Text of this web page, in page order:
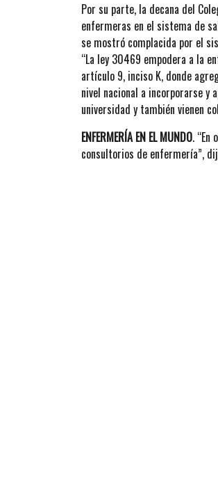
Por su parte, la decana del
enfermeras en el sistema de
se mostró complacida por el
“La ley 30469 empodera a la
artículo 9, inciso K, donde
nivel nacional a incorporarse y
universidad y también vienen
ENFERMERÍA EN EL MUNDO. “En
consultorios de enfermería”,